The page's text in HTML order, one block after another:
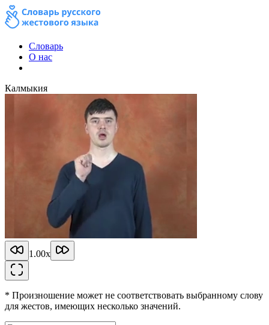
Словарь
О нас
Калмыкия
1.00x
* Произношение может не соответствовать выбранному слову
для жестов, имеющих несколько значений.